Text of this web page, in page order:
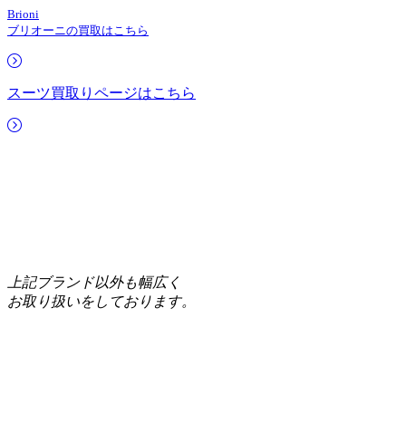
Brioni
ブリオーニの買取はこちら
スーツ買取りページはこちら
上記ブランド以外も幅広く
お取り扱いをしております。